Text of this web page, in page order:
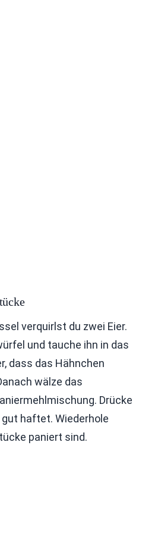
verquirlst du zwei Eier.
und tauche ihn in das
dass das Hähnchen
wälze das
Drücke
haftet. Wiederhole
paniert sind.